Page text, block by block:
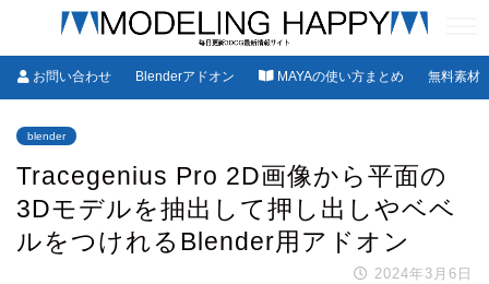
お問い合わせ Blenderアドオン MAYAの使い方まとめ 無料素材
blender
Tracegenius Pro 2D画像から平面の
3Dモデルを抽出して押し出しやベベ
ルをつけれるBlender用アドオン
2024年3月6日